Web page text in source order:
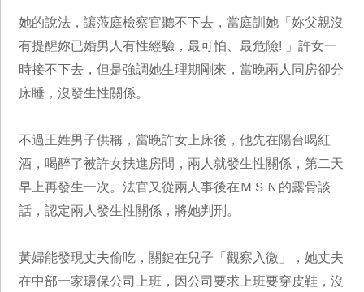
她的說法，讓蒞庭檢察官聽不下去，當庭訓她「妳父親沒
有提醒妳已婚男人有性經驗，最可怕、最危險! 」許女一
時接不下去，但是強調她生理期剛來，當晚兩人同房卻分
床睡，沒發生性關係。
不過王姓男子供稱，當晚許女上床後，他先在陽台喝紅
酒，喝醉了被許女扶進房間，兩人就發生性關係，第二天
早上再發生一次。法官又從兩人事後在ＭＳＮ的露骨談
話，認定兩人發生性關係，將她判刑。
黃婦能發現丈夫偷吃，關鍵在兒子「觀察入微」，她丈夫
在中部一家環保公司上班，因公司要求上班要穿皮鞋，沒